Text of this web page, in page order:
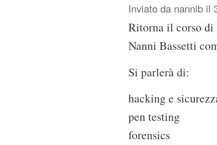
Inviato da nannib il
Ritorna il corso di
Nanni Bassetti
Si parlerà di:
hacking e
pen testing
forensics